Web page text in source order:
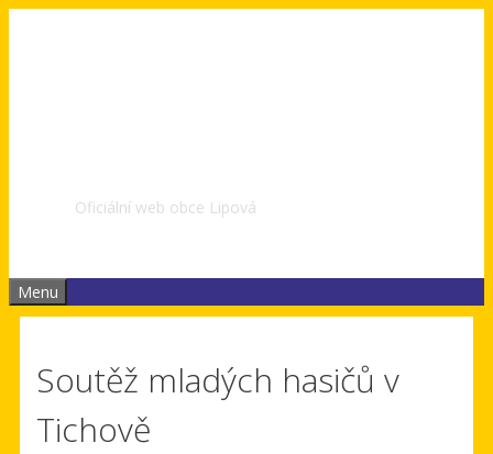
Oficiální web obce Lipová
Menu
Soutěž mladých hasičů v
Tichově